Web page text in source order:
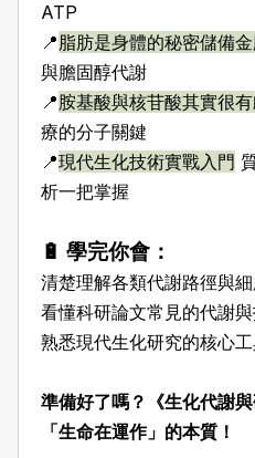
ATP
📍脂肪是身體的秘密儲備
與膽固醇代謝
📍胺基酸與核苷酸其實很
療的分子關鍵
📍現代生化技術實戰入門
析一把掌握
🔋 學完你會：
清楚理解各類代謝路徑與
看懂科研論文常見的代謝
熟悉現代生化研究的核心
準備好了嗎？《生化代謝
「生命在運作」的本質！